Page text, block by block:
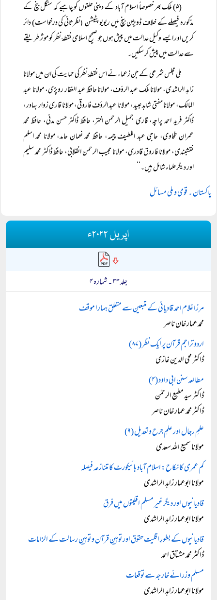
(۵) ملک بھر خصوصاً اسلام آباد کے دینی حلقوں کو چاہیے کہ سنگل بنچ کے
مذکورہ فیصلے کے خلاف ڈویژن بنچ میں ریویو پٹیشن (نظرثانی کی درخواست) دائر
کریں اور ایسے وکیل عدالت میں پیش ہوں جو صحیح اسلامی نقطۂ نظر کو موثر طریقے
سے عدالت میں پیش کر سکیں۔
ملی مجلس شرعی کے جن زعماء نے اس نقطۂ نظر کی حمایت کی ان میں مولانا
زاہد الراشدی، مولانا ملک عبد الرؤف، مولانا حافظ عبد الغفار روپڑی، مولانا عبد
المالک، مولانا مفتی شاہد عبید، مولانا عبد الرؤف فاروقی، مولانا قاری زوار بہادر،
ڈاکٹر فرید احمد پراچہ، قاری جمیل الرحمن اختر، حافظ ڈاکٹر حسن مدنی، حافظ محمد
عمران طحاوی، حاجی عبد اللطیف چیمہ، حافظ محمد نعمان حامد، مولانا محمد اسلم
نقشبندی، مولانا فاروق قادری، مولانا مجیب الرحمن انقلابی، حافظ ڈاکٹر محمد سلیم
اور دیگر علماء شامل ہیں۔‘‘
پاکستان ۔ قومی و ملی مسائل
اپریل ۲۰۲۲ء
جلد ۳۳ ۔ شمارہ ۴
مرزا غلام احمد قادیانی کے متبعین سے متعلق ہمارا موقف
محمد عمار خان ناصر
اردو تراجم قرآن پر ایک نظر (۸۷)
ڈاکٹر محی الدین غازی
مطالعہ سنن ابی داود (۴)
ڈاکٹر سید مطیع الرحمٰن
ڈاکٹر محمد عمار خان ناصر
علمِ رجال اور علمِ جرح و تعدیل (۹)
مولانا سمیع اللہ سعدی
کم عمری کا نکاح: اسلام آباد ہائیکورٹ کا متنازعہ فیصلہ
مولانا ابوعمار زاہد الراشدی
قادیانیوں اور دیگر غیر مسلم اقلیتوں میں فرق
مولانا ابوعمار زاہد الراشدی
قادیانیوں کے بطورِ اقلیت حقوق اور توہینِ قرآن و توہینِ رسالت کے الزامات
ڈاکٹر محمد مشتاق احمد
مسلم وزرائے خارجہ سے توقعات
مولانا ابوعمار زاہد الراشدی